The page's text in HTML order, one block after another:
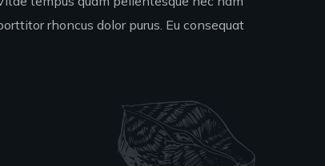
rhoncus dolor purus. Eu consequat